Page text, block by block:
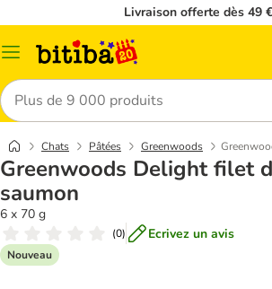
Livraison offerte dès 49
Menu
Rechercher
Chats Pâtées Greenwoods
Greenwoods Delight filet
saumon
6 x 70 g
(0) Ecrivez un avis
Nouveau